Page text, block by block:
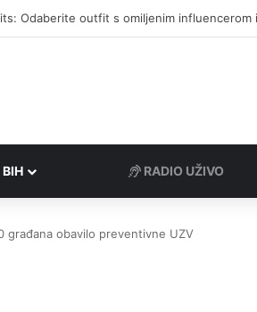
od 138.000 KM
RADIO UŽIVO
građana obavilo preventivne UZV